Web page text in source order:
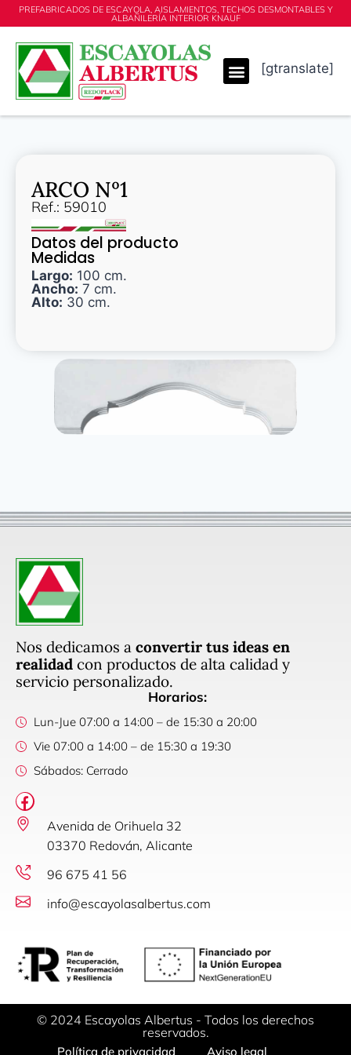
PREFABRICADOS DE ESCAYOLA, AISLAMIENTOS, TECHOS DESMONTABLES Y
ALBAÑILERÍA INTERIOR KNAUF
[gtranslate]
ARCO Nº1
Ref.: 59010
Datos del producto
Medidas
Largo: 100 cm.
Ancho: 7 cm.
Alto: 30 cm.
Nos dedicamos a convertir tus ideas en
realidad con productos de alta calidad y
servicio personalizado.
Horarios:
Lun-Jue 07:00 a 14:00 – de 15:30 a 20:00
Vie 07:00 a 14:00 – de 15:30 a 19:30
Sábados: Cerrado
Avenida de Orihuela 32
03370 Redován, Alicante
96 675 41 56
info@escayolasalbertus.com
© 2024 Escayolas Albertus - Todos los derechos
reservados.
Política de privacidad Aviso legal